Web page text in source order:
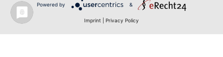
Powered by &
Imprint Privacy Policy